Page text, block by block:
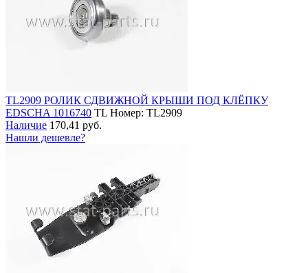
TL2909 РОЛИК СДВИЖНОЙ КРЫШИ ПОД КЛЁПКУ
EDSCHA 1016740 TL Номер: TL2909
Наличие 170,41 руб.
Нашли дешевле?